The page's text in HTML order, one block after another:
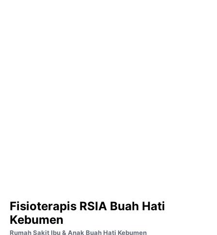
Fisioterapis RSIA Buah Hati
Kebumen
Rumah Sakit Ibu & Anak Buah Hati Kebumen